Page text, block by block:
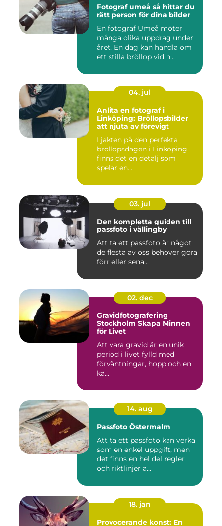
Fotograf umeå så hittar du
rätt person för dina bilder
En fotograf Umeå möter
många olika uppdrag under
året. En dag kan handla om
ett stilla bröllop vid h...
04. jul
Anlita en fotograf i
Linköping: Bröllopsbilder
att njuta av förevigt
I jakten på den perfekta
bröllopsdagen i Linköping
finns det en detalj som
spelar en...
03. jul
Den kompletta guiden till
passfoto i vällingby
Att ta ett passfoto är något
de flesta av oss behöver göra
förr eller sena...
02. dec
Gravidfotografering
Stockholm Skapa Minnen
för Livet
Att vara gravid är en unik
period i livet fylld med
förväntningar, hopp och en
kä...
14. aug
Passfoto Östermalm
Att ta ett passfoto kan verka
som en enkel uppgift, men
det finns en hel del regler
och riktlinjer a...
18. jan
Provocerande konst: En